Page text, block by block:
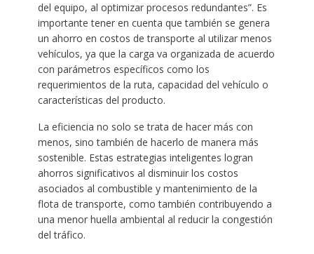
del equipo, al optimizar procesos redundantes”. Es
importante tener en cuenta que también se genera
un ahorro en costos de transporte al utilizar menos
vehículos, ya que la carga va organizada de acuerdo
con parámetros específicos como los
requerimientos de la ruta, capacidad del vehículo o
características del producto.
La eficiencia no solo se trata de hacer más con
menos, sino también de hacerlo de manera más
sostenible. Estas estrategias inteligentes logran
ahorros significativos al disminuir los costos
asociados al combustible y mantenimiento de la
flota de transporte, como también contribuyendo a
una menor huella ambiental al reducir la congestión
del tráfico.